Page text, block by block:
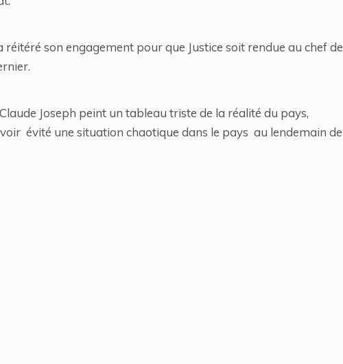
son engagement pour que Justice soit rendue au chef de
Joseph peint un tableau triste de la réalité du pays,
évité une situation chaotique dans le pays au lendemain de